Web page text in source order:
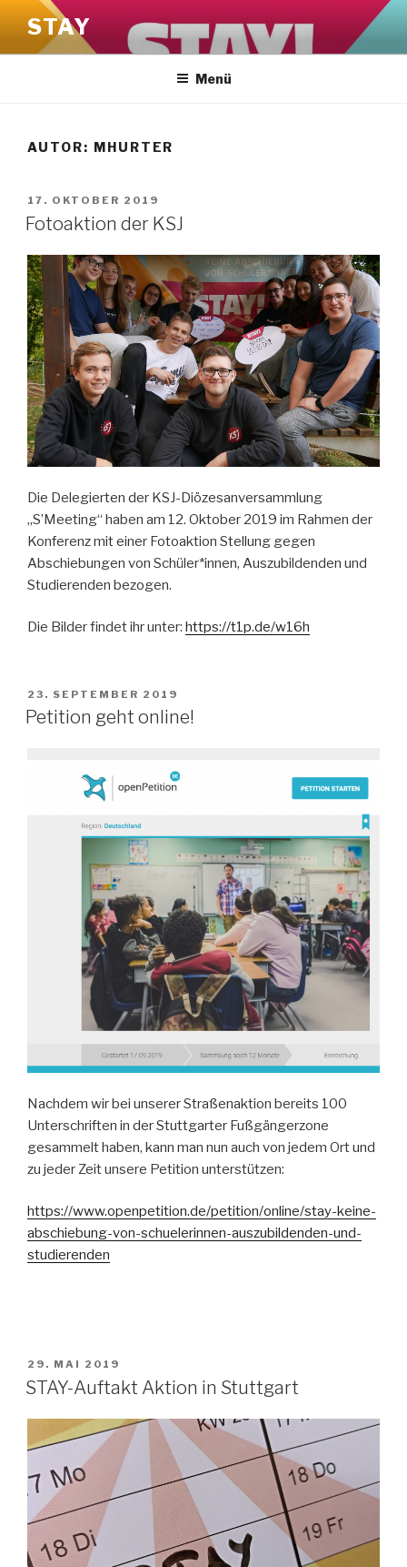
Inhalt
springen
STAY
Menü
AUTOR: MHURTER
VERÖFFENTLICHT
AM
17. OKTOBER 2019
Fotoaktion der KSJ
Die Delegierten der KSJ-Diözesanversammlung
„S’Meeting“ haben am 12. Oktober 2019 im Rahmen der
Konferenz mit einer Fotoaktion Stellung gegen
Abschiebungen von Schüler*innen, Auszubildenden und
Studierenden bezogen.
Die Bilder findet ihr unter: https://t1p.de/w16h
VERÖFFENTLICHT
AM
23. SEPTEMBER 2019
Petition geht online!
Nachdem wir bei unserer Straßenaktion bereits 100
Unterschriften in der Stuttgarter Fußgängerzone
gesammelt haben, kann man nun auch von jedem Ort und
zu jeder Zeit unsere Petition unterstützen:
https://www.openpetition.de/petition/online/stay-keine-
abschiebung-von-schuelerinnen-auszubildenden-und-
studierenden
VERÖFFENTLICHT
AM
29. MAI 2019
STAY-Auftakt Aktion in Stuttgart